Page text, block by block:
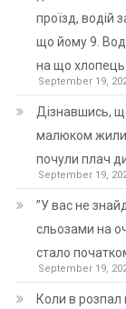
проїзд, водій
що йому 9.
на що хлопець
September 19,
Дізнавшись,
малюком жили
почули плач
September 19,
”У вас не
сльозами на
стало початком
September 19,
Коли в розпал